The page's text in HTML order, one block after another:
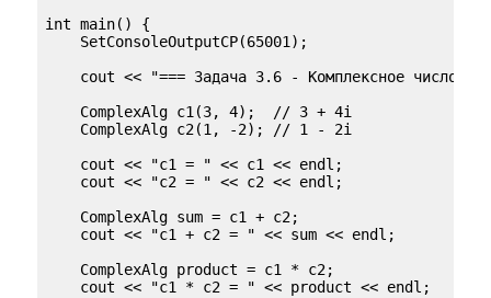
int main() {
    SetConsoleOutputCP(65001);
cout << "=== Задача 3.6 - Комплексное число
    ComplexAlg c1(3, 4);  // 3 + 4i
    ComplexAlg c2(1, -2); // 1 - 2i
    cout << "c1 = " << c1 << endl;
    cout << "c2 = " << c2 << endl;
    ComplexAlg sum = c1 + c2;
    cout << "c1 + c2 = " << sum << endl;
    ComplexAlg product = c1 * c2;
    cout << "c1 * c2 = " << product << endl;